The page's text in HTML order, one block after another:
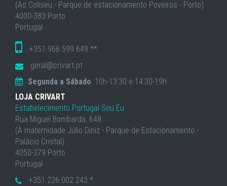
(Ao Coliseu - Parque de estacionamento Poveiros - Porto)
4000-383 Porto
Portugal
+351 966 599 649 **
geral@crivart.pt
Segunda a Sábado: 10h-13:30 e 14:30-19h
LOJA CRIVART
Estabelecimento Portugal Sou Eu
Rua Miguel Bombarda, 648
(À maternidade Júlio Diniz - Parque de Estacionamento -
Palácio Cristal)
4050-379 Porto
Portugal
+351 226 002 243 *